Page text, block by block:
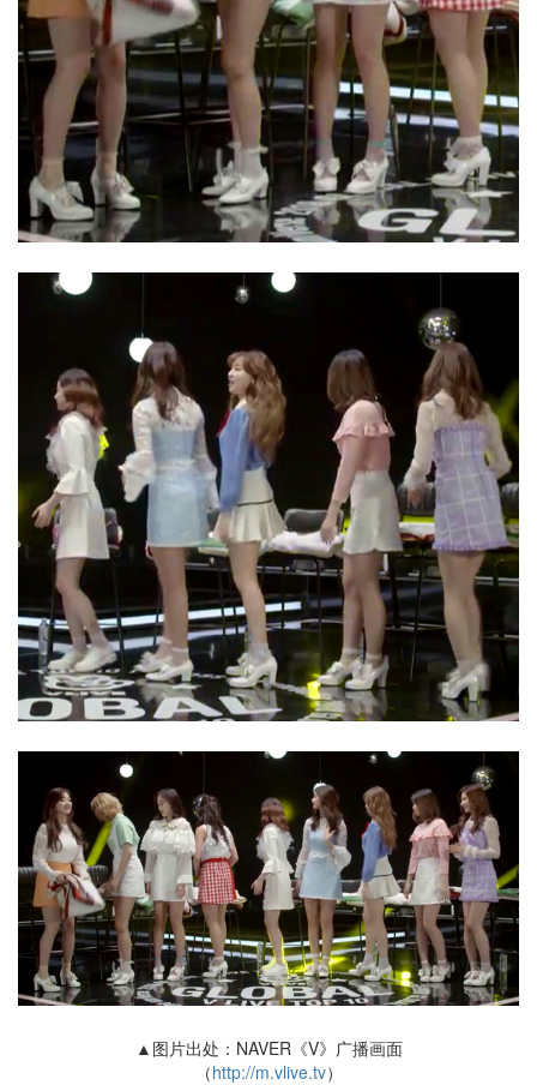
▲图片出处：NAVER《V》广播画面
（http://m.vlive.tv）